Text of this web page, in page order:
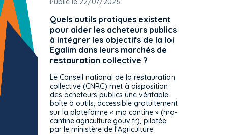
Quels outils pratiques existent
pour aider les acheteurs publics
à intégrer les objectifs de la loi
Egalim dans leurs marchés de
restauration collective ?
Le Conseil national de la restauration
collective (CNRC) met à disposition
des acheteurs publics une véritable
boîte à outils, accessible gratuitement
sur la plateforme « ma cantine » (ma-
cantine.agriculture.gouv.fr), pilotée
par le ministère de l'Agriculture.